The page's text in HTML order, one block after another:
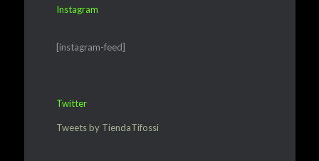
Instagram
[instagram-feed]
Twitter
Tweets by TiendaTifossi